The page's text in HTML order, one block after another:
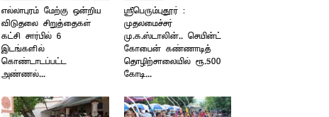
எல்லாபுரம் மேற்கு ஒன்றிய
விடுதலை சிறுத்தைகள்
கட்சி சார்பில் 6
இடங்களில்
கொண்டாடப்பட்ட
அண்ணல்...
ஸ்ரீபெரும்புதூர் :
முதலமைச்சர்
மு.க.ஸ்டாலின்.. செயின்ட்
கோபைன் கண்ணாடித்
தொழிற்சாலையில் ரூ.500
கோடி...